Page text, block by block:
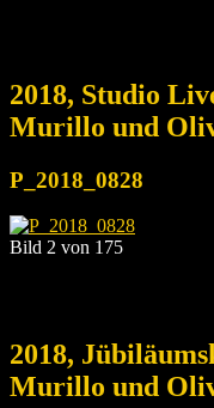
2018, Studio
Murillo und
P_2018_0828
Bild 2 von 175
2018,
Murillo und